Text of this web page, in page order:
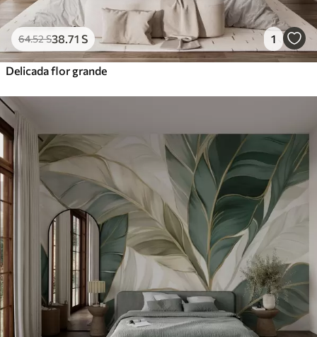
64.52S38 .71 S 1
Delicada flor grande